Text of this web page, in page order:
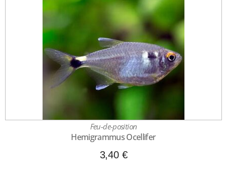
Feu-de-position
Hemigrammus Ocellifer
3,40 €